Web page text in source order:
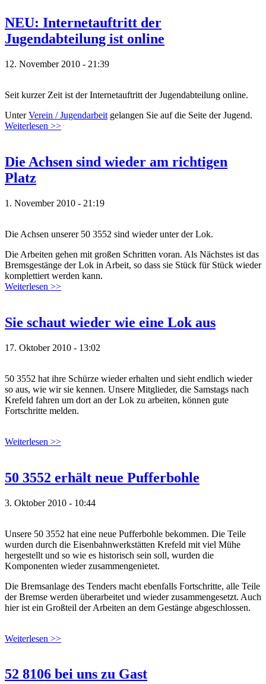
NEU: Internetauftritt der
Jugendabteilung ist online
12. November 2010 - 21:39
Seit kurzer Zeit ist der Internetauftritt der Jugendabteilung online.
UnterVerein / Jugendarbeit gelangen Sie auf die Seite der Jugend.
Weiterlesen >>
Die Achsen sind wieder am richtigen
Platz
1. November 2010 - 21:19
Die Achsen unserer 50 3552 sind wieder unter der Lok.
Die Arbeiten gehen mit großen Schritten voran. Als Nächstes ist das
Bremsgestänge der Lok in Arbeit, so dass sie Stück für Stück wieder
komplettiert werden kann.
Weiterlesen >>
Sie schaut wieder wie eine Lok aus
17. Oktober 2010 - 13:02
50 3552 hat ihre Schürze wieder erhalten und sieht endlich wieder
so aus, wie wir sie kennen. Unsere Mitglieder, die Samstags nach
Krefeld fahren um dort an der Lok zu arbeiten, können gute
Fortschritte melden.
Weiterlesen >>
50 3552 erhält neue Pufferbohle
3. Oktober 2010 - 10:44
Unsere 50 3552 hat eine neue Pufferbohle bekommen. Die Teile
wurden durch die Eisenbahnwerkstätten Krefeld mit viel Mühe
hergestellt und so wie es historisch sein soll, wurden die
Komponenten wieder zusammengenietet.
Die Bremsanlage des Tenders macht ebenfalls Fortschritte, alle Teile
der Bremse werden überarbeitet und wieder zusammengesetzt. Auch
hier ist ein Großteil der Arbeiten an dem Gestänge abgeschlossen.
Weiterlesen >>
52 8106 bei uns zu Gast